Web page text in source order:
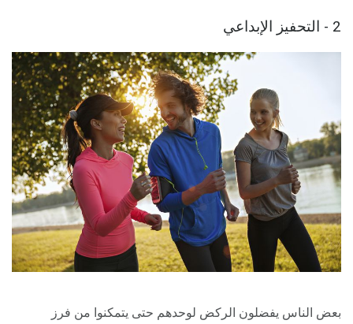
2 - التحفيز الإبداعي
بعض الناس يفضلون الركض لوحدهم حتى يتمكنوا من فرز